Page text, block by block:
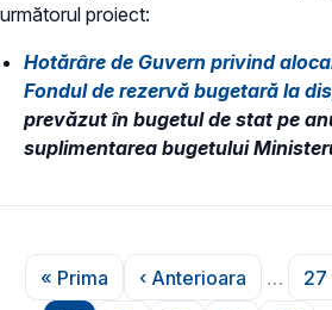
următorul proiect:
Hotărâre de Guvern privind
Fondul de rezervă bugetară la
prevăzut în bugetul de stat pe
suplimentarea bugetului
Paginare
Prima pagină
« Prima
Pagina
‹ Anterioara … 27